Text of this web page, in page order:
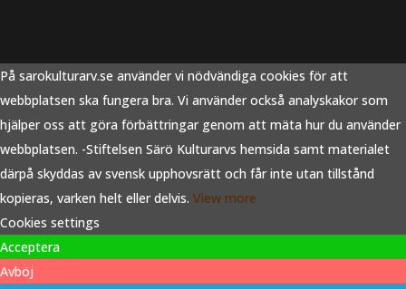
På sarokulturarv.se använder vi nödvändiga cookies för att
webbplatsen ska fungera bra. Vi använder också analyskakor som
hjälper oss att göra förbättringar genom att mäta hur du använder
webbplatsen. -Stiftelsen Särö Kulturarvs hemsida samt materialet
därpå skyddas av svensk upphovsrätt och får inte utan tillstånd
kopieras, varken helt eller delvis. View more
Cookies settings
Acceptera
Avböj